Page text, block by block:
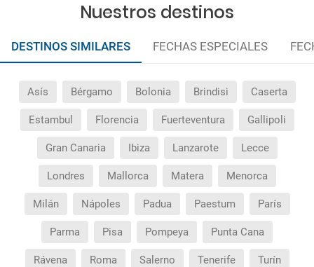
Nuestros destinos
DESTINOS SIMILARES FECHAS ESPECIALES
Asís Bérgamo Bolonia Brindisi Caserta
Estambul Florencia Fuerteventura Gallipoli
Gran Canaria Ibiza Lanzarote Lecce
Londres Mallorca Matera Menorca
Milán Nápoles Padua Paestum París
Parma Pisa Pompeya Punta Cana
Rávena Roma Salerno Tenerife Turín